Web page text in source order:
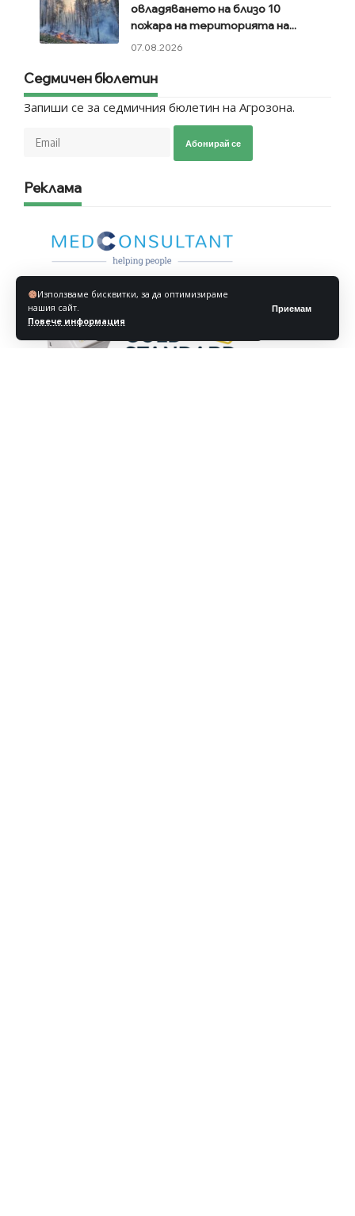
Използваме бисквитки, за да оптимизираме
нашия сайт.
Повече информация
Приемам
овладяването на близо 10
пожара на територията на...
07.08.2026
Седмичен бюлетин
Запиши се за седмичния бюлетин на Агрозона.
Абонирай се
Реклама